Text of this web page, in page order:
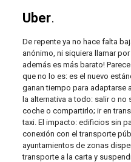
Uber.
De repente ya no hace falta
anónimo, ni siquiera llamar
además es más barato!
que no lo es: es el nuevo
ganan tiempo para adaptarse
la alternativa a todo: salir o no
coche o compartirlo; ir en
taxi. El impacto: edificios sin
conexión con el transporte
ayuntamientos de zonas
transporte a la carta y